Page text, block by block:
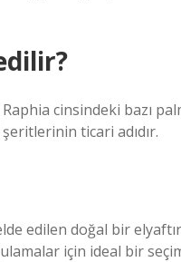
cinsindeki bazı
ticari adıdır.
edilen doğal bir
için ideal bir